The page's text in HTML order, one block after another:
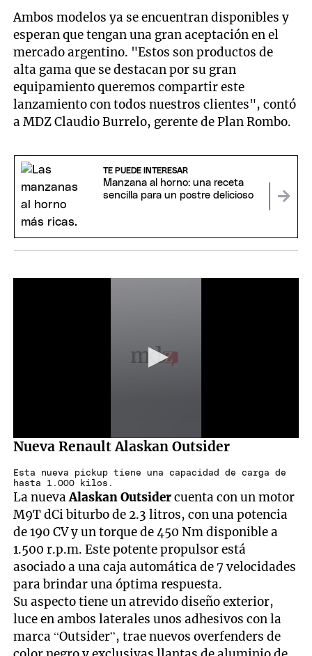
Ambos modelos ya se encuentran disponibles y
esperan que tengan una gran aceptación en el
mercado argentino. "Estos son productos de
alta gama que se destacan por su gran
equipamiento queremos compartir este
lanzamiento con todos nuestros clientes", contó
a MDZ Claudio Burrelo, gerente de Plan Rombo.
TE PUEDE INTERESAR
Manzana al horno: una receta
sencilla para un postre delicioso
0
seconds
46
seconds
Nueva Renault Alaskan Outsider
Esta nueva pickup tiene una capacidad de carga de
hasta 1.000 kilos.
La nuevaAlaskan Outsidercuenta con un motor
M9T dCi biturbo de 2.3 litros, con una potencia
de 190 CV y un torque de 450 Nm disponible a
1.500 r.p.m. Este potente propulsor está
asociado a una caja automática de 7 velocidades
para brindar una óptima respuesta.
Su aspecto tiene un atrevido diseño exterior,
luce en ambos laterales unos adhesivos con la
marca “Outsider”, trae nuevos overfenders de